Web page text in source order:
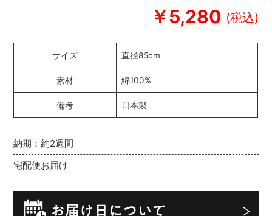
￥5,280
納期：約2週間
宅配便お届け
サイズ 直径85cm
素材 綿100%
備考 日本製